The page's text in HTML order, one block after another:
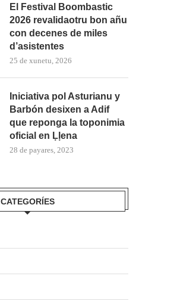
El Festival Boombastic
2026 revalidaotru bon añu
con decenes de miles
d’asistentes
25 de xunetu, 2026
Iniciativa pol Asturianu y
Barbón desixen a Adif
que reponga la toponimia
oficial en Ḷḷena
28 de payares, 2023
CATEGORÍES